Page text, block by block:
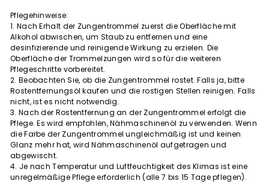
Pflegehinweise:
1. Nach Erhalt der Zungentrommel zuerst die Oberfläche mit
Alkohol abwischen, um Staub zu entfernen und eine
desinfizierende und reinigende Wirkung zu erzielen. Die
Oberfläche der Trommelzungen wird so für die weiteren
Pflegeschritte vorbereitet.
2. Beobachten Sie, ob die Zungentrommel rostet. Falls ja, bitte
Rostentfernungsöl kaufen und die rostigen Stellen reinigen. Falls
nicht, ist es nicht notwendig.
3. Nach der Rostentfernung an der Zungentrommel erfolgt die
Pflege. Es wird empfohlen, Nähmaschinenöl zu verwenden. Wenn
die Farbe der Zungentrommel ungleichmäßig ist und keinen
Glanz mehr hat, wird Nähmaschinenöl aufgetragen und
abgewischt.
4. Je nach Temperatur und Luftfeuchtigkeit des Klimas ist eine
unregelmäßige Pflege erforderlich (alle 7 bis 15 Tage pflegen).